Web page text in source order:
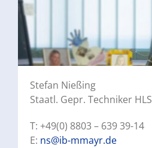
Stefan Nießing
Staatl. Gepr. Techniker HLS
T: +49(0) 8803 – 639 39-14
E: ns@ib-mmayr.de